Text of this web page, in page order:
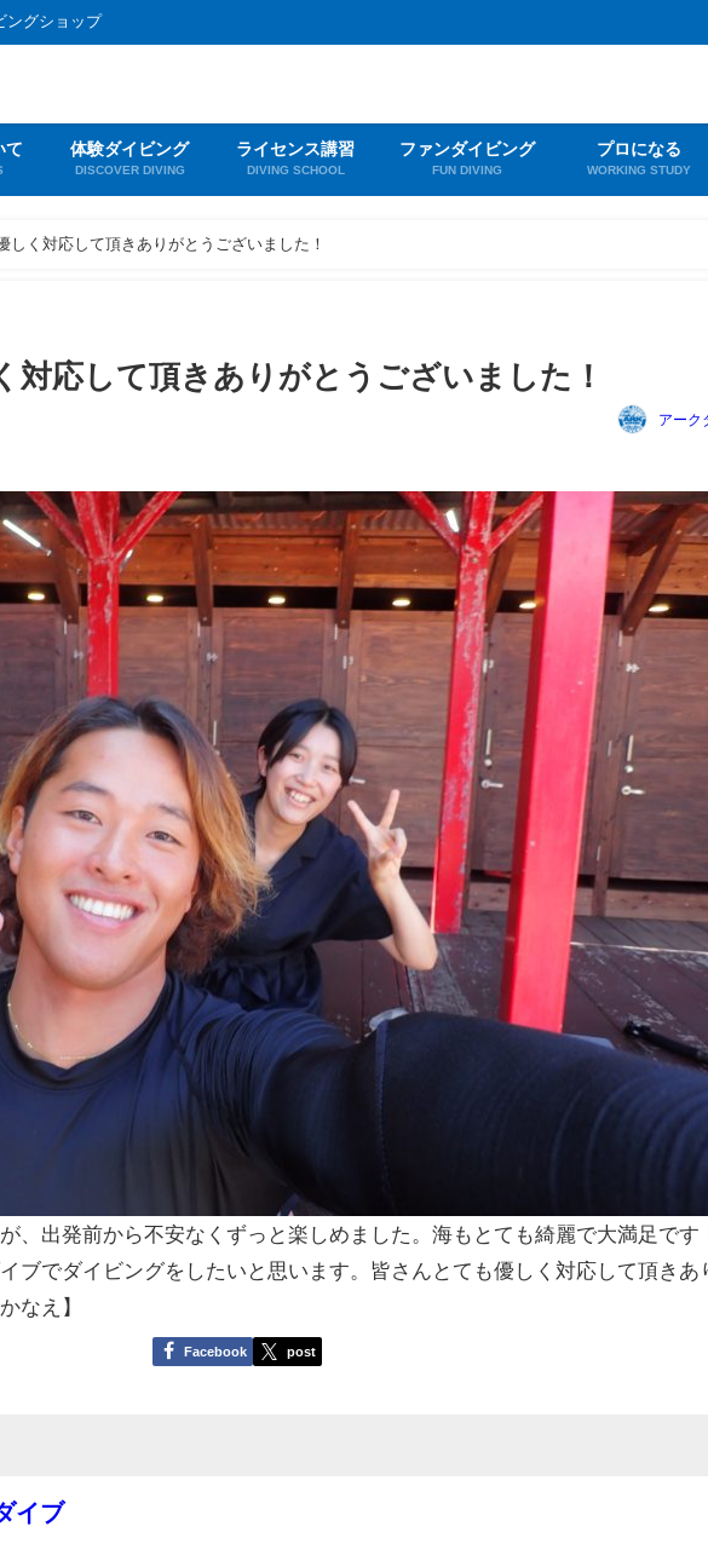
ングショップ
て 体験ダイビング
DISCOVER DIVING
ライセンス講習
DIVING SCHOOL
ファンダイビング
FUN DIVING
プロになる
WORKING STUDY
しく対応して頂きありがとうございました！
対応して頂きありがとうございました！
アーク
、出発前から不安なくずっと楽しめました。海もとても綺麗で大満足です
ブでダイビングをしたいと思います。皆さんとても優しく対応して頂きあ
なえ】
Facebook post
イブ